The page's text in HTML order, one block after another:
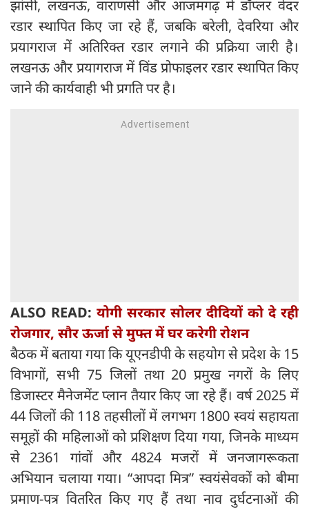
झांसी, लखनऊ, वाराणसी और आजमगढ़ में डॉप्लर वेदर
रडार स्थापित किए जा रहे हैं, जबकि बरेली, देवरिया और
प्रयागराज में अतिरिक्त रडार लगाने की प्रक्रिया जारी है।
लखनऊ और प्रयागराज में विंड प्रोफाइलर रडार स्थापित किए
जाने की कार्यवाही भी प्रगति पर है।
ALSO READ: योगी सरकार सोलर दीदियों को दे रही
रोजगार, सौर ऊर्जा से मुफ्त में घर करेगी रोशन
बैठक में बताया गया कि यूएनडीपी के सहयोग से प्रदेश के 15
विभागों, सभी 75 जिलों तथा 20 प्रमुख नगरों के लिए
डिजास्टर मैनेजमेंट प्लान तैयार किए जा रहे हैं। वर्ष 2025 में
44 जिलों की 118 तहसीलों में लगभग 1800 स्वयं सहायता
समूहों की महिलाओं को प्रशिक्षण दिया गया, जिनके माध्यम
से 2361 गांवों और 4824 मजरों में जनजागरूकता
अभियान चलाया गया। “आपदा मित्र” स्वयंसेवकों को बीमा
प्रमाण-पत्र वितरित किए गए हैं तथा नाव दुर्घटनाओं की